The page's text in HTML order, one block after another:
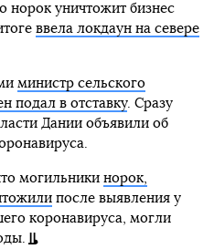
норок уничтожит бизнес
ввела локдаун на севере
министр сельского
подал в отставку. Сразу
Дании объявили об
могильники норок,
после выявления у
коронавируса, могли